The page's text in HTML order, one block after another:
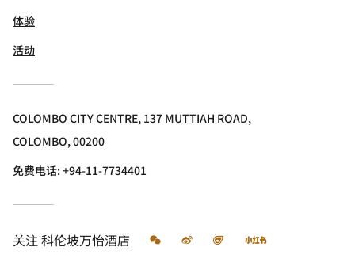
体验
活动
COLOMBO CITY CENTRE, 137 MUTTIAH ROAD,
COLOMBO, 00200
免费电话:+94-11-7734401
关注 科伦坡万怡酒店 微信 微博 飞猪 小红书